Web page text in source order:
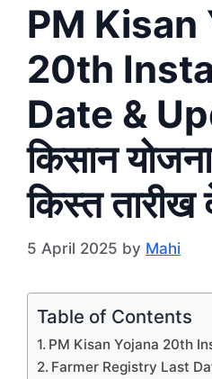
PM Kisan
20th
Date &
किसान
किस्त तारीख
5 April 2025 by Mahi
Table of Contents
PM Kisan Yojana 20th
Farmer Registry Last